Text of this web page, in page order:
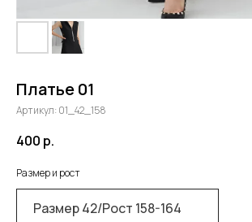
Платье 01
Артикул: 01_42_158
400 р.
Размер и рост